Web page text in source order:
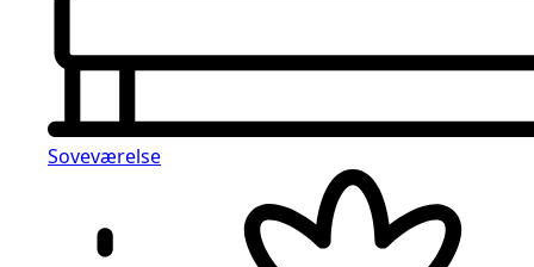
Soveværelse